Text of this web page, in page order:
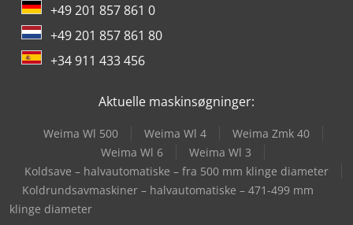
+49 201 857 861 0
+49 201 857 861 80
+34 911 433 456
Aktuelle maskinsøgninger:
Weima Wl 500 Weima Wl 4
Weima Zmk 40
Weima Wl 6
Weima Wl 3
Koldsave – halvautomatiske – fra 500 mm klinge diameter
Koldrundsavmaskiner – halvautomatiske – 471-499 mm
klinge diameter